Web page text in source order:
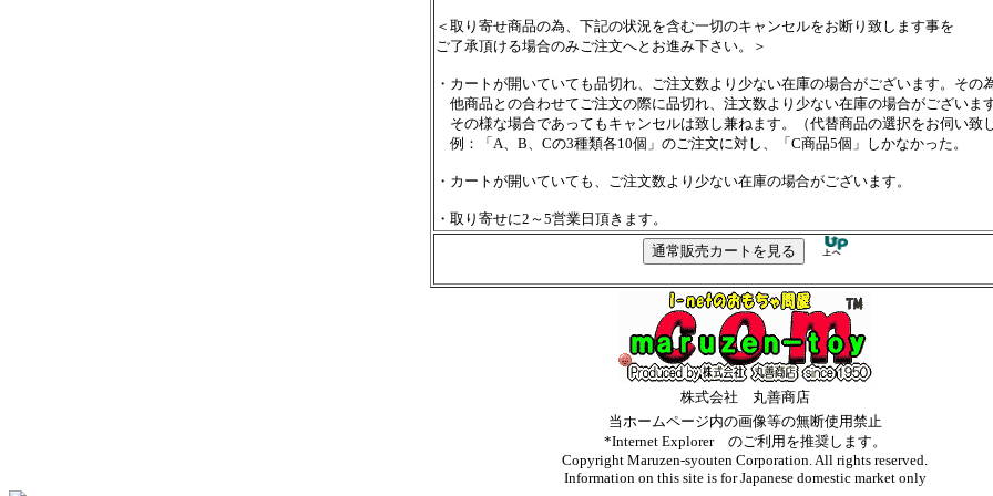
＜取り寄せ商品の為、下記の状況を含む一切のキャンセルをお断り致します事を
ご了承頂ける場合のみご注文へとお進み下さい。＞
・カートが開いていても品切れ、ご注文数より少ない在庫の場合がございます。その
他商品との合わせてご注文の際に品切れ、注文数より少ない在庫の場合がございます
その様な場合であってもキャンセルは致し兼ねます。（代替商品の選択をお伺い致し
例：「A、B、Cの3種類各10個」のご注文に対し、「C商品5個」しかなかった。
・カートが開いていても、ご注文数より少ない在庫の場合がございます。
・取り寄せに2～5営業日頂きます。
株式会社 丸善商店
当ホームページ内の画像等の無断使用禁止
*Internet Explorer のご利用を推奨します。
Copyright Maruzen-syouten Corporation. All rights reserved.
Information on this site is for Japanese domestic market only